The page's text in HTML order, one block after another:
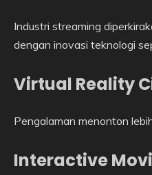
Industri streaming
dengan inovasi teknologi
Virtual Reality
Pengalaman menonton
Interactive